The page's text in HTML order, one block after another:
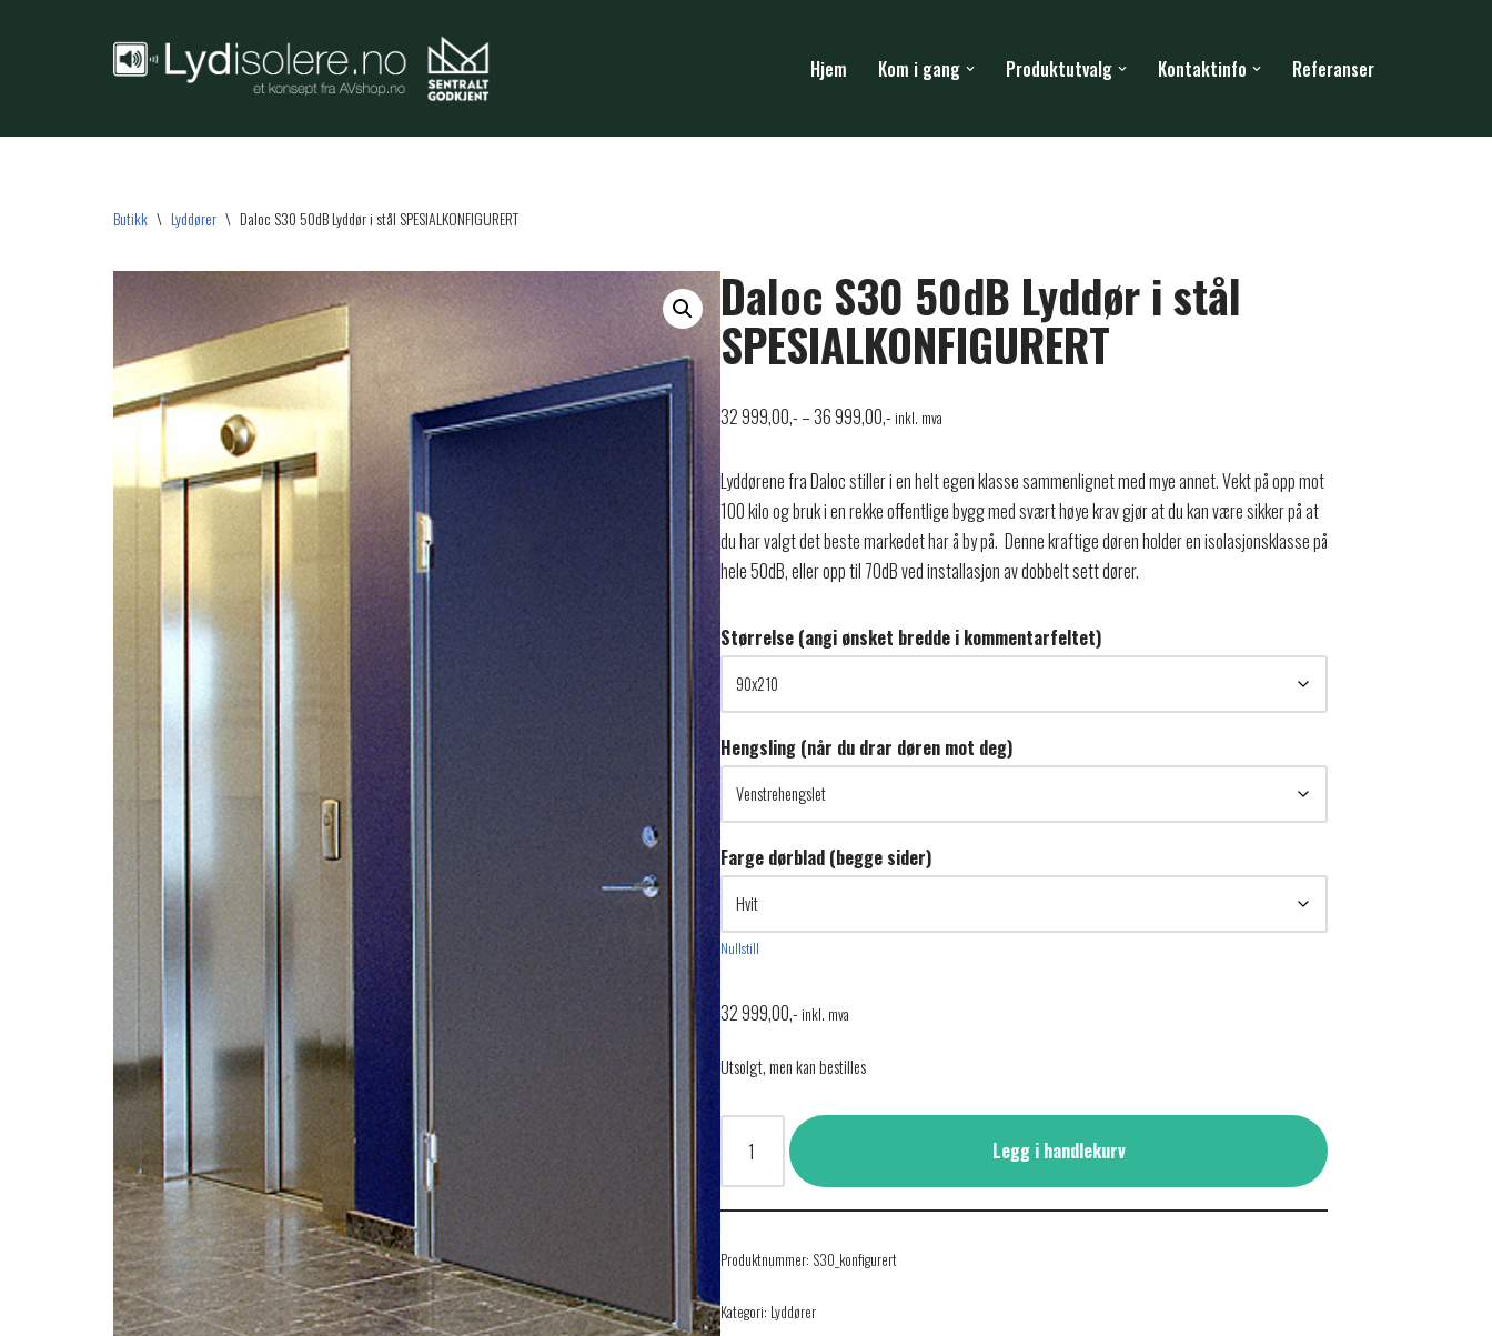
Hjem Kom i gang Produktutvalg Kontaktinfo Referanser
Butikk \ Lyddører \ Daloc S30 50dB Lyddør i stål SPESIALKONFIGURERT
Daloc S30 50dB Lyddør i stål
SPESIALKONFIGURERT
32 999,00,- –36 999,00,- inkl. mva
Lyddørene fra Daloc stiller i en helt egen klasse sammenlignet med mye annet. Vekt på opp mot
100 kilo og bruk i en rekke offentlige bygg med svært høye krav gjør at du kan være sikker på at
du har valgt det beste markedet har å by på. Denne kraftige døren holder en isolasjonsklasse på
hele 50dB, eller opp til 70dB ved installasjon av dobbelt sett dører.
Størrelse (angi ønsket bredde i kommentarfeltet)
Hengsling (når du drar døren mot deg)
Farge dørblad (begge sider)
Nullstill
32 999,00,- inkl. mva
Utsolgt, men kan bestilles
Legg i handlekurv
Produktnummer: S30_konfigurert
Kategori: Lyddører